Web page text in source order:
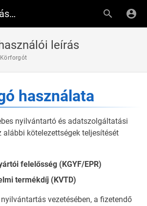
Helion tudásbázis
leírás
használata
nyilvántartó és adatszolgáltatási
alábbi kötelezettségek teljesítését
felelősség (KGYF/EPR)
termékdíj (KVTD)
vezetésében, a fizetendő